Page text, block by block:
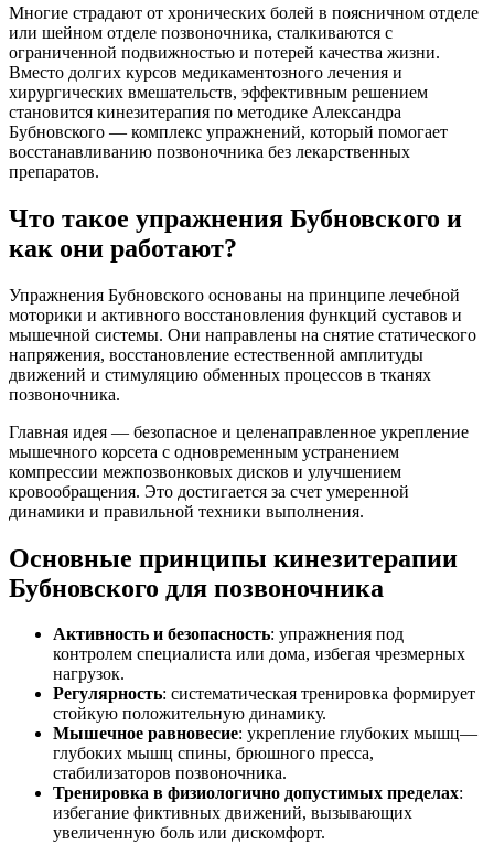
Многие страдают от хронических болей в поясничном отделе
или шейном отделе позвоночника, сталкиваются с
ограниченной подвижностью и потерей качества жизни.
Вместо долгих курсов медикаментозного лечения и
хирургических вмешательств, эффективным решением
становится кинезитерапия по методике Александра
Бубновского — комплекс упражнений, который помогает
восстанавливанию позвоночника без лекарственных
препаратов.
Что такое упражнения Бубновского и
как они работают?
Упражнения Бубновского основаны на принципе лечебной
моторики и активного восстановления функций суставов и
мышечной системы. Они направлены на снятие статического
напряжения, восстановление естественной амплитуды
движений и стимуляцию обменных процессов в тканях
позвоночника.
Главная идея — безопасное и целенаправленное укрепление
мышечного корсета с одновременным устранением
компрессии межпозвонковых дисков и улучшением
кровообращения. Это достигается за счет умеренной
динамики и правильной техники выполнения.
Основные принципы кинезитерапии
Бубновского для позвоночника
Активность и безопасность: упражнения под
контролем специалиста или дома, избегая чрезмерных
нагрузок.
Регулярность: систематическая тренировка формирует
стойкую положительную динамику.
Мышечное равновесие: укрепление глубоких мышц—
глубоких мышц спины, брюшного пресса,
стабилизаторов позвоночника.
Тренировка в физиологично допустимых пределах:
избегание фиктивных движений, вызывающих
увеличенную боль или дискомфорт.